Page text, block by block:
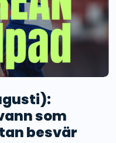
som
besvär